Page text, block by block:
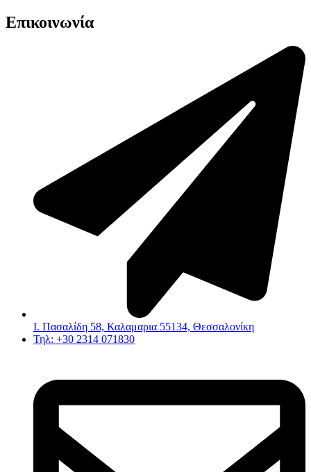
Επικοινωνία
Ι. Πασαλίδη 58, Καλαμαρια 55134, Θεσσαλονίκη
Τηλ: +30 2314 071830